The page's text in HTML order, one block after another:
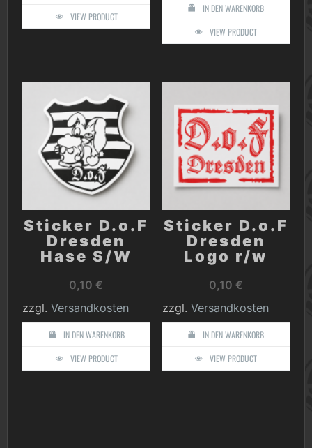
VIEW PRODUCT
IN DEN WARENKORB
VIEW PRODUCT
Sticker D.o.F
Dresden
Hase S/W
0,10€
zzgl. Versandkosten
IN DEN WARENKORB
VIEW PRODUCT
Sticker D.o.F
Dresden
Logo r/w
0,10 €
zzgl. Versandkosten
IN DEN WARENKORB
VIEW PRODUCT